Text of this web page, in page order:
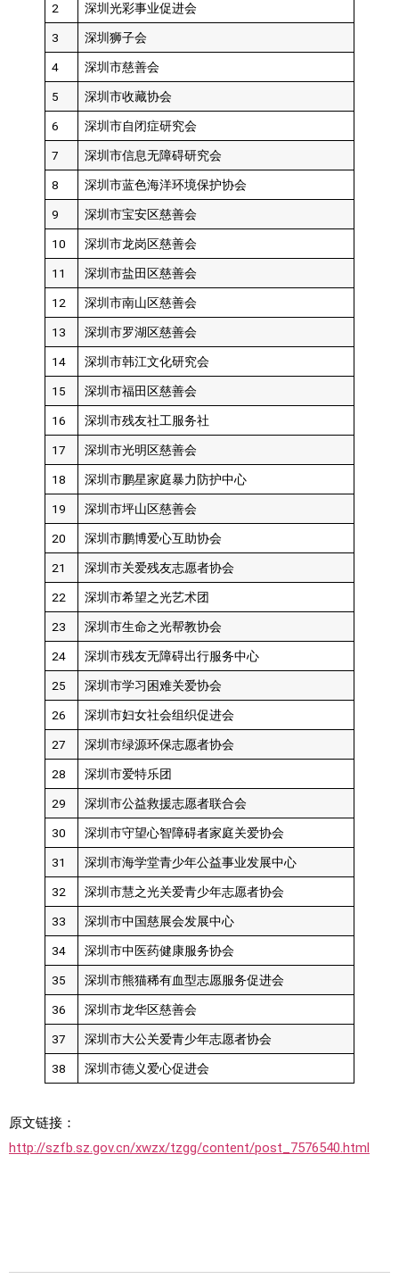
2 深圳光彩事业促进会
3 深圳狮子会
4 深圳市慈善会
5 深圳市收藏协会
6 深圳市自闭症研究会
7 深圳市信息无障碍研究会
8 深圳市蓝色海洋环境保护协会
9 深圳市宝安区慈善会
10 深圳市龙岗区慈善会
11 深圳市盐田区慈善会
12 深圳市南山区慈善会
13 深圳市罗湖区慈善会
14 深圳市韩江文化研究会
15 深圳市福田区慈善会
16 深圳市残友社工服务社
17 深圳市光明区慈善会
18 深圳市鹏星家庭暴力防护中心
19 深圳市坪山区慈善会
20 深圳市鹏博爱心互助协会
21 深圳市关爱残友志愿者协会
22 深圳市希望之光艺术团
23 深圳市生命之光帮教协会
24 深圳市残友无障碍出行服务中心
25 深圳市学习困难关爱协会
26 深圳市妇女社会组织促进会
27 深圳市绿源环保志愿者协会
28 深圳市爱特乐团
29 深圳市公益救援志愿者联合会
30 深圳市守望心智障碍者家庭关爱协会
31 深圳市海学堂青少年公益事业发展中心
32 深圳市慧之光关爱青少年志愿者协会
33 深圳市中国慈展会发展中心
34 深圳市中医药健康服务协会
35 深圳市熊猫稀有血型志愿服务促进会
36 深圳市龙华区慈善会
37 深圳市大公关爱青少年志愿者协会
38 深圳市德义爱心促进会
原文链接：
http://szfb.sz.gov.cn/xwzx/tzgg/content/post_7576540.html